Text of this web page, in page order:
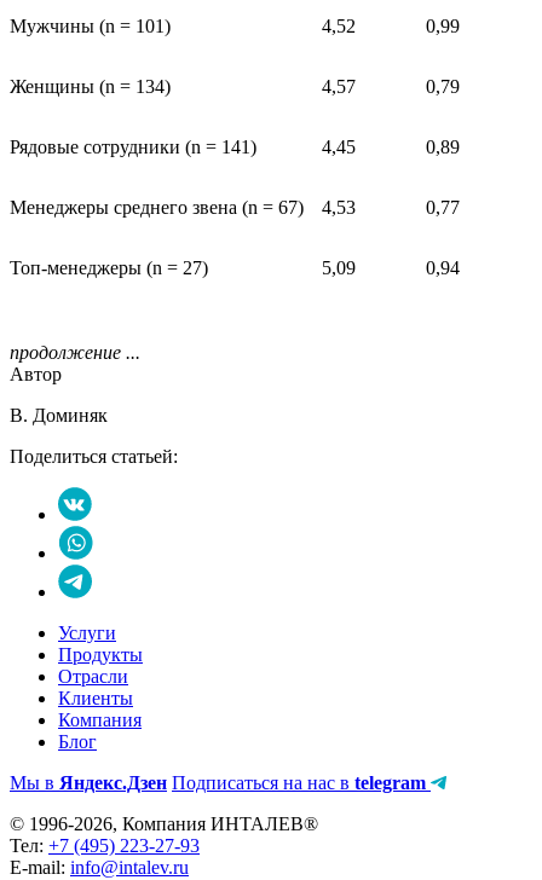
Мужчины (n = 101) 4,52 0,99
Женщины (n = 134) 4,57 0,79
Рядовые сотрудники (n = 141) 4,45 0,89
Менеджеры среднего звена (n = 67) 4,53 0,77
Топ-менеджеры (n = 27) 5,09 0,94
продолжение ...
Автор
В. Доминяк
Поделиться статьей:
Услуги
Продукты
Отрасли
Клиенты
Компания
Блог
Мы в Яндекс.Дзен Подписаться на нас в telegram
© 1996-2026, Компания ИНТАЛЕВ®
Тел: +7 (495) 223-27-93
E-mail: info@intalev.ru